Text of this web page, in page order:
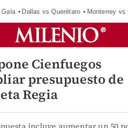
Gala Dallas vs Querétaro Monterrey vs
Cienfuegos
presupuesto de
Regia